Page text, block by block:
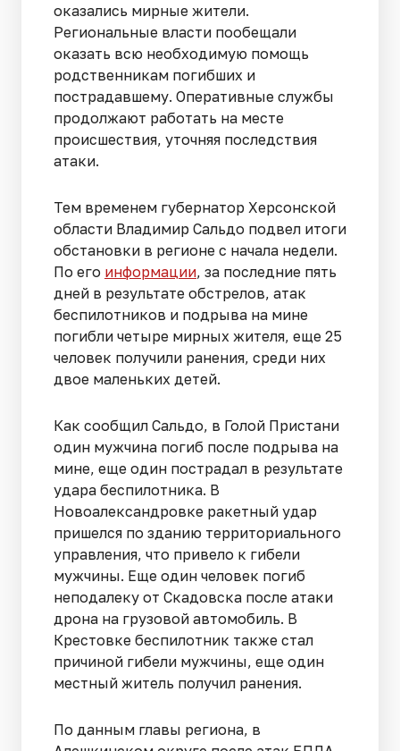
оказались мирные жители.
Региональные власти пообещали
оказать всю необходимую помощь
родственникам погибших и
пострадавшему. Оперативные службы
продолжают работать на месте
происшествия, уточняя последствия
атаки.
Тем временем губернатор Херсонской
области Владимир Сальдо подвел итоги
обстановки в регионе с начала недели.
По его информации, за последние пять
дней в результате обстрелов, атак
беспилотников и подрыва на мине
погибли четыре мирных жителя, еще 25
человек получили ранения, среди них
двое маленьких детей.
Как сообщил Сальдо, в Голой Пристани
один мужчина погиб после подрыва на
мине, еще один пострадал в результате
удара беспилотника. В
Новоалександровке ракетный удар
пришелся по зданию территориального
управления, что привело к гибели
мужчины. Еще один человек погиб
неподалеку от Скадовска после атаки
дрона на грузовой автомобиль. В
Крестовке беспилотник также стал
причиной гибели мужчины, еще один
местный житель получил ранения.
По данным главы региона, в